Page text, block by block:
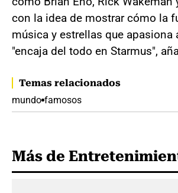
con la idea de mostrar cómo la
música y estrellas que apasiona
"encaja del todo en Starmus",
Temas relacionados
mundo famosos
Más de